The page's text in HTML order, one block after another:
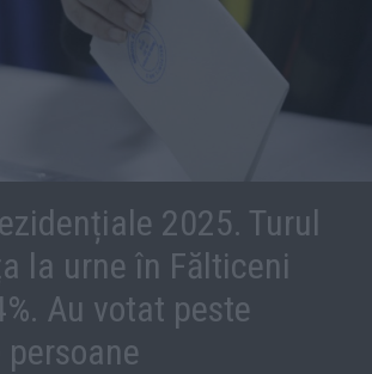
2025. Turul
la urne în Fălticeni
Au votat peste